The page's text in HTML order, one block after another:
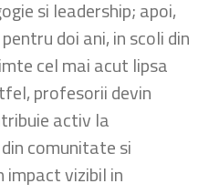
si leadership; apoi,
doi ani, in scoli din
cel mai acut lipsa
profesorii devin
activ la
comunitate si
impact vizibil in